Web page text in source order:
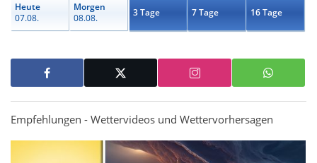
Heute
07.08.
Morgen
08.08.
3 Tage 7 Tage 16 Tage
Empfehlungen - Wettervideos und Wettervorhersagen